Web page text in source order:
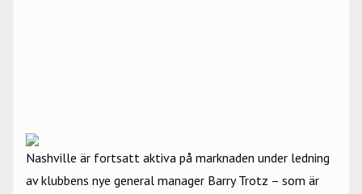
Nashville är fortsatt aktiva på marknaden under ledning
av klubbens nye general manager Barry Trotz – som är